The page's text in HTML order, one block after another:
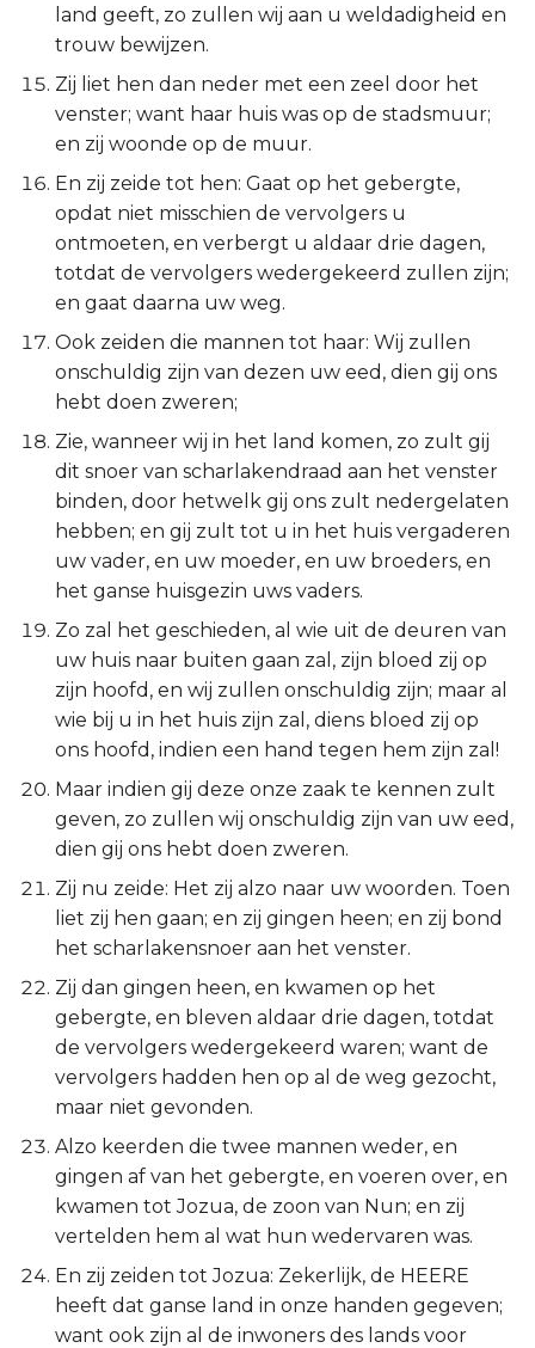
land geeft, zo zullen wij aan u weldadigheid en
trouw bewijzen.
Zij liet hen dan neder met een zeel door het
venster; want haar huis was op de stadsmuur;
en zij woonde op de muur.
En zij zeide tot hen: Gaat op het gebergte,
opdat niet misschien de vervolgers u
ontmoeten, en verbergt u aldaar drie dagen,
totdat de vervolgers wedergekeerd zullen zijn;
en gaat daarna uw weg.
Ook zeiden die mannen tot haar: Wij zullen
onschuldig zijn van dezen uw eed, dien gij ons
hebt doen zweren;
Zie, wanneer wij in het land komen, zo zult gij
dit snoer van scharlakendraad aan het venster
binden, door hetwelk gij ons zult nedergelaten
hebben; en gij zult tot u in het huis vergaderen
uw vader, en uw moeder, en uw broeders, en
het ganse huisgezin uws vaders.
Zo zal het geschieden, al wie uit de deuren van
uw huis naar buiten gaan zal, zijn bloed zij op
zijn hoofd, en wij zullen onschuldig zijn; maar al
wie bij u in het huis zijn zal, diens bloed zij op
ons hoofd, indien een hand tegen hem zijn zal!
Maar indien gij deze onze zaak te kennen zult
geven, zo zullen wij onschuldig zijn van uw eed,
dien gij ons hebt doen zweren.
Zij nu zeide: Het zij alzo naar uw woorden. Toen
liet zij hen gaan; en zij gingen heen; en zij bond
het scharlakensnoer aan het venster.
Zij dan gingen heen, en kwamen op het
gebergte, en bleven aldaar drie dagen, totdat
de vervolgers wedergekeerd waren; want de
vervolgers hadden hen op al de weg gezocht,
maar niet gevonden.
Alzo keerden die twee mannen weder, en
gingen af van het gebergte, en voeren over, en
kwamen tot Jozua, de zoon van Nun; en zij
vertelden hem al wat hun wedervaren was.
En zij zeiden tot Jozua: Zekerlijk, de HEERE
heeft dat ganse land in onze handen gegeven;
want ook zijn al de inwoners des lands voor